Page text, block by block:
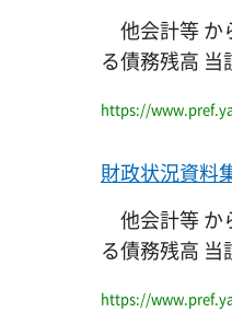
他会計等 か
る債務残高
https://
財政状況資料
他会計等 か
る債務残高
https://